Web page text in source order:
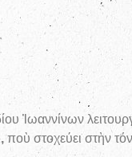
Ἰωαννίνων
ποὺ στοχεύει στὴν